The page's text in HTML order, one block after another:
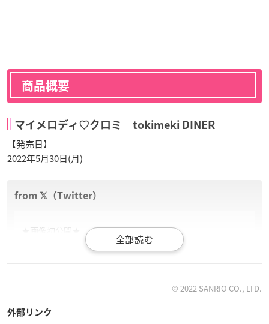
商品概要
マイメロディ♡クロミ tokimeki DINER
【発売日】
2022年5月30日(月)
★画像初公開★
【マイメロディ♡クロミ tokimeki DINER】
5月30日発売予定。全8種。935円（税抜価格850円）。 #マ
X3T1LE08M
© 2022 SANRIO CO., LTD.
外部リンク